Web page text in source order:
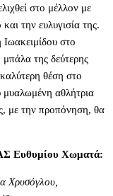
στο μέλλον με
την ευλυγισία της.
στο
της δεύτερης
θέση στο
αθλήτρια
με την προπόνηση, θα
Ευθυμίου Χωματά:
Χρυσόγλου,